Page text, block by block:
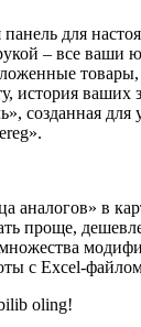
панель для
– все ваши
история ваших
созданная для
аналогов» в
проще,
с Excel-
oling!